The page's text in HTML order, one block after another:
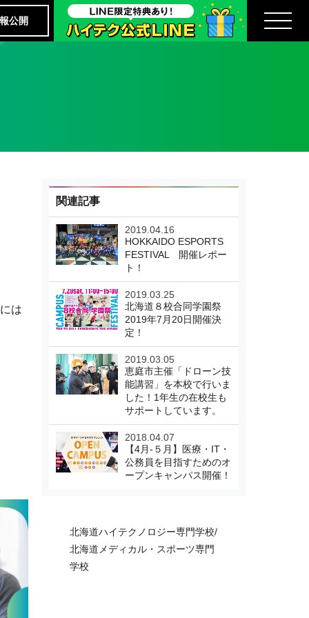
公開
は
関連記事
2019.04.16
HOKKAIDO ESPORTS
FESTIVAL 開催レポー
ト！
2019.03.25
北海道８校合同学園祭
2019年7月20日開催決
定！
2019.03.05
恵庭市主催「ドローン技
能講習」を本校で行いま
した！1年生の在校生も
サポートしています。
2018.04.07
【4月-５月】医療・IT・
公務員を目指すためのオ
ープンキャンパス開催！
北海道ハイテクノロジー専門学校/
北海道メディカル・スポーツ専門
学校